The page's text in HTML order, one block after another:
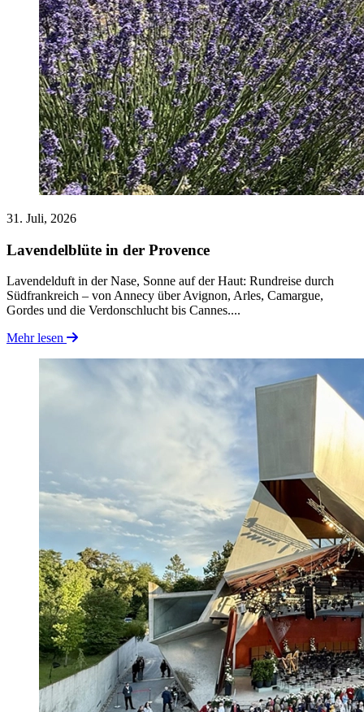
31. Juli, 2026
Lavendelblüte in der Provence
Lavendelduft in der Nase, Sonne auf der Haut: Rundreise durch
Südfrankreich – von Annecy über Avignon, Arles, Camargue,
Gordes und die Verdonschlucht bis Cannes....
Mehr lesen